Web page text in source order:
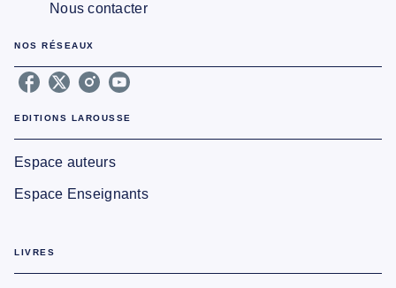
Nous contacter
NOS RÉSEAUX
EDITIONS LAROUSSE
Espace auteurs
Espace Enseignants
LIVRES